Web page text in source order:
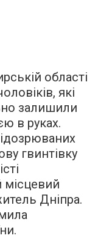
області
які
залишили
в руках.
гвинтівку
місцевий
Дніпра.